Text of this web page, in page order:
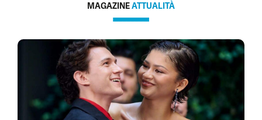
MAGAZINEATTUALITÀ